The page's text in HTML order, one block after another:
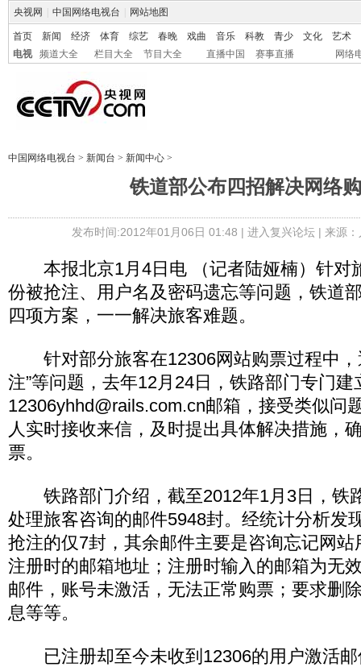
央视网 中国网络电视台 网站地图
首页 新闻 经济 体育 综艺 春晚 戏曲 音乐 科教 青少 文化
艺术
电视
频道大全 栏目大全 节目大全 直播中国 赛事直播 网络
中国网络电视台 > 新闻台 > 新闻中心 >
铁道部公布四招解决网络
发布时间:2012年01月06日 01:48 | 进入复兴论坛| 来源
本报北京1月4日电 （记者陆娅楠）针对
份被抢注、用户名及密码遗忘等问题，铁道
四项方案，一一解决旅客难题。
针对部分旅客在12306网站购票过程中，
注”等问题，去年12月24日，铁路部门专门建
12306yhhd@rails.com.cn邮箱，接受类似问
人实时接收来信，及时提出具体解决措施，
票。
铁路部门介绍，截至2012年1月3日，铁
处理旅客咨询的邮件5948封。经统计分析发
抢注的仅7封，其余邮件主要是咨询忘记网
注册时的邮箱地址；注册时输入的邮箱为无
邮件，账号未激活，无法正常购票；要求删
息等等。
已注册却至今未收到12306的用户激活邮